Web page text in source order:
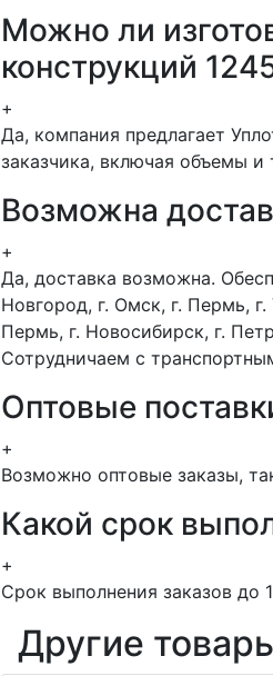
Можно ли
конструкций
+
Да, компания предлагает
заказчика, включая объемы и
Возможна
+
Да, доставка возможна.
Новгород, г. Омск, г. Пермь, г.
Пермь, г. Новосибирск, г.
Сотрудничаем с
Оптовые
+
Возможно оптовые заказы,
Какой срок
+
Срок выполнения заказов до
Другие